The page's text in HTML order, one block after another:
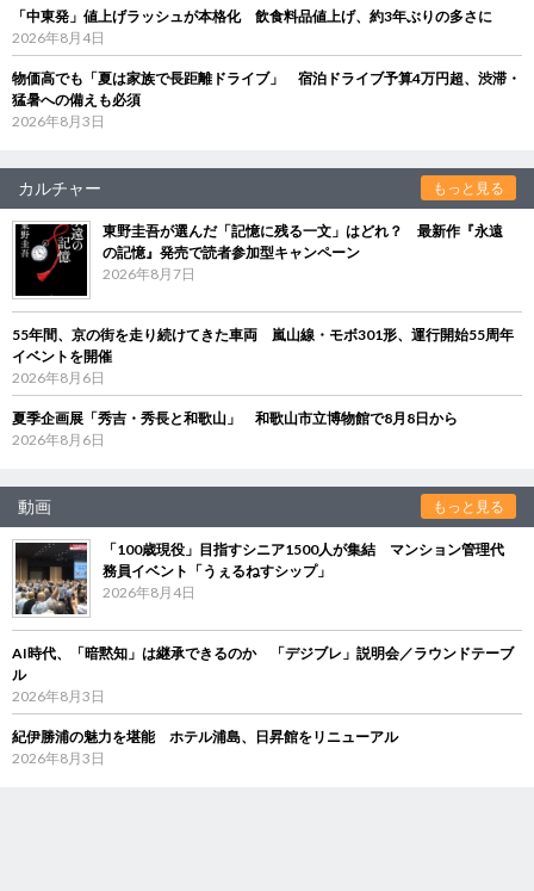
「中東発」値上げラッシュが本格化 飲食料品値上げ、約3年ぶりの多さに
2026年8月4日
物価高でも「夏は家族で長距離ドライブ」 宿泊ドライブ予算4万円超、渋滞・
猛暑への備えも必須
2026年8月3日
カルチャー もっと見る
東野圭吾が選んだ「記憶に残る一文」はどれ？ 最新作『永遠
の記憶』発売で読者参加型キャンペーン
2026年8月7日
55年間、京の街を走り続けてきた車両 嵐山線・モボ301形、運行開始55周年
イベントを開催
2026年8月6日
夏季企画展「秀吉・秀長と和歌山」 和歌山市立博物館で8月8日から
2026年8月6日
動画 もっと見る
「100歳現役」目指すシニア1500人が集結 マンション管理代
務員イベント「うぇるねすシップ」
2026年8月4日
AI時代、「暗黙知」は継承できるのか 「デジブレ」説明会／ラウンドテーブ
ル
2026年8月3日
紀伊勝浦の魅力を堪能 ホテル浦島、日昇館をリニューアル
2026年8月3日